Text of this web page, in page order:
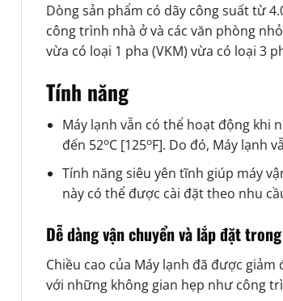
Dòng sản phẩm có dãy công suất từ
công trình nhà ở và các văn phòng
vừa có loại 1 pha (VKM) vừa có loại 3
Tính năng
Máy lạnh vẫn có thể hoạt động khi
đến 52oC [125oF]. Do đó, Máy lạnh
Tính năng siêu yên tĩnh giúp máy
này có thể được cài đặt theo nhu
Dễ dàng vận chuyển và lắp đặt
Chiều cao của Máy lạnh đã được
với những không gian hẹp như công